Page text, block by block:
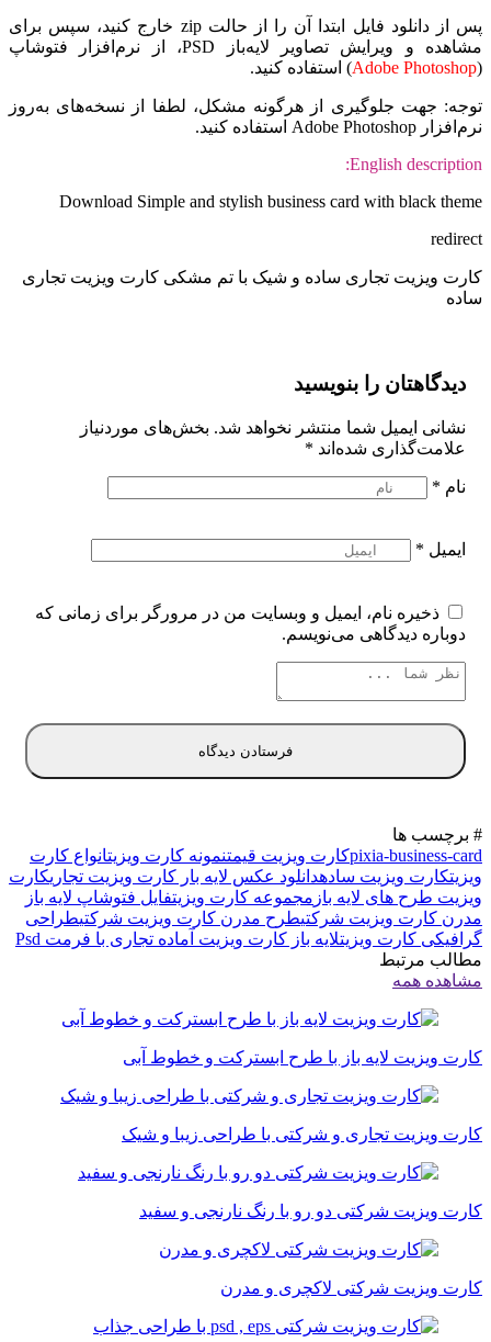
پس از دانلود فایل ابتدا آن را از حالت zip خارج کنید، سپس برای
مشاهده و ویرایش تصاویر لایه‌باز PSD، از نرم‌افزار فتوشاپ
(
Adobe Photoshop) استفاده کنید.
توجه: جهت جلوگیری از هرگونه مشکل، لطفا از نسخه‌های به‌روز
نرم‌افزار Adobe Photoshop استفاده کنید.
English description:
Download Simple and stylish business card with black theme
redirect
کارت ویزیت تجاری ساده و شیک با تم مشکی کارت ویزیت تجاری
ساده
دیدگاهتان را بنویسید
نشانی ایمیل شما منتشر نخواهد شد. بخش‌های موردنیاز
علامت‌گذاری شده‌اند *
نام *
ایمیل *
ذخیره نام، ایمیل و وبسایت من در مرورگر برای زمانی که
دوباره دیدگاهی می‌نویسم.
# برچسب ها
pixia-business-cardکارت ویزیت قیمتنمونه کارت ویزیتانواع کارت
ویزیتکارت ویزیت سادهدانلود عکس لایه بار کارت ویزیت تجاریکارت
ویزیت طرح های لایه باز مجموعه کارت ویزیتفایل فتوشاپ لایه باز
مدرن کارت ویزیت شرکتیطرح مدرن کارت ویزیت شرکتیطراحی
گرافیکی کارت ویزیتلایه باز کارت ویزیت آماده تجاری با فرمت Psd
مطالب مرتبط
مشاهده همه
کارت ویزیت لایه باز با طرح ابسترکت و خطوط آبی
کارت ویزیت تجاری و شرکتی با طراحی زیبا و شیک
کارت ویزیت شرکتی دو رو با رنگ نارنجی و سفید
کارت ویزیت شرکتی لاکچری و مدرن